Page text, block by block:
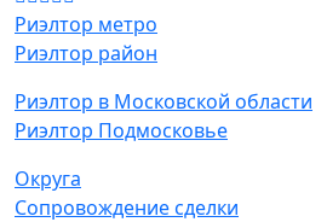
Риэлтор метро
Риэлтор район
Риэлтор в Московской области
Риэлтор Подмосковье
Округа
Сопровождение сделки